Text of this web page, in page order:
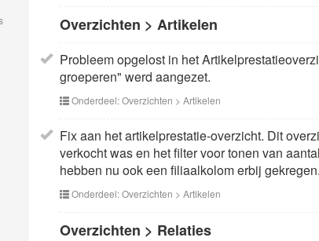
Overzichten > Artikelen
Probleem opgelost in het
groeperen" werd aangezet.
Onderdeel: Overzichten > Artikelen
Fix aan het artikelprestatie-overzicht. Dit
verkocht was en het filter voor tonen van
hebben nu ook een filiaalkolom erbij gekregen.
Onderdeel: Overzichten > Artikelen
Overzichten > Relaties